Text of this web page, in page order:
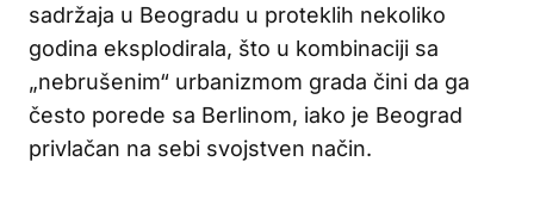
sadržaja u Beogradu u proteklih nekoliko
godina eksplodirala, što u kombinaciji sa
„nebrušenim“ urbanizmom grada čini da ga
često porede sa Berlinom, iako je Beograd
privlačan na sebi svojstven način.